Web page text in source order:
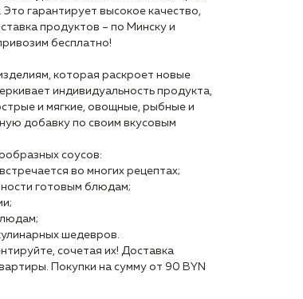
гарантирует высокое качество,
продуктов – по Минску и
бесплатно!
которая раскроет новые
индивидуальность продукта,
и мягкие, овощные, рыбные и
добавку по своим вкусовым
соусов:
во многих рецептах;
готовым блюдам;
шедевров.
сочетая их! Доставка
Покупки на сумму от 90 BYN